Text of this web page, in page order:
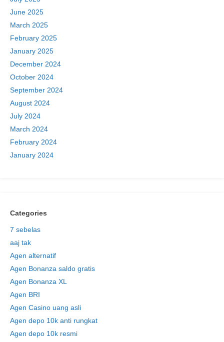
June 2025
March 2025
February 2025
January 2025
December 2024
October 2024
September 2024
August 2024
July 2024
March 2024
February 2024
January 2024
Categories
7 sebelas
aaj tak
Agen alternatif
Agen Bonanza saldo gratis
Agen Bonanza XL
Agen BRI
Agen Casino uang asli
Agen depo 10k anti rungkat
Agen depo 10k resmi